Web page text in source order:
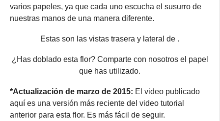
varios papeles, ya que cada uno escucha el susurro de
nuestras manos de una manera diferente.
Estas son las vistas trasera y lateral de .
¿Has doblado esta flor? Comparte con nosotros el papel
que has utilizado.
*Actualización de marzo de 2015: El video publicado
aquí es una versión más reciente del video tutorial
anterior para esta flor. Es más fácil de seguir.